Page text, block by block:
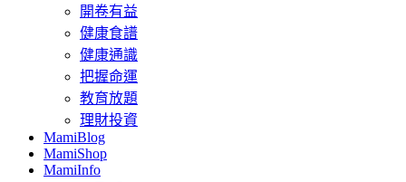
開卷有益
健康食譜
健康通識
把握命運
教育放題
理財投資
MamiBlog
MamiShop
MamiInfo